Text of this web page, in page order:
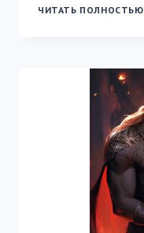
ЧИТАТЬ ПОЛНОСТЬЮ